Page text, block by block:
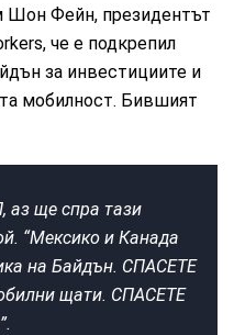
Шон Фейн, президентът
че е подкрепил
за инвестициите и
мобилност. Бившият
аз ще спра тази
“Мексико и Канада
на Байдън. СПАСЕТЕ
щати. СПАСЕТЕ